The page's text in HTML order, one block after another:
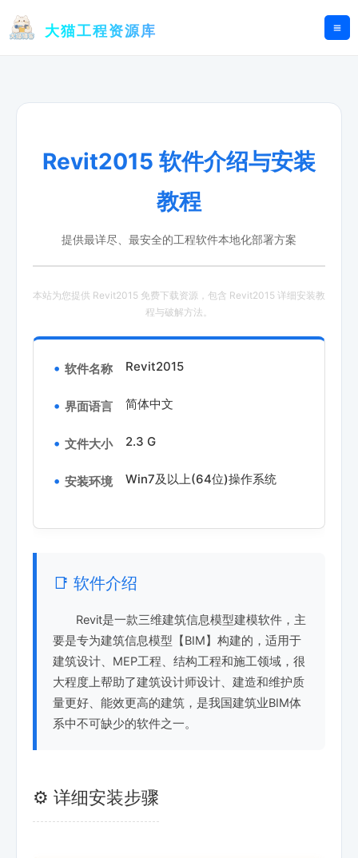
大猫工程资源库
Revit2015 软件介绍与安装
教程
提供最详尽、最安全的工程软件本地化部署方案
本站为您提供 Revit2015 免费下载资源，包含 Revit2015 详细安装教
程与破解方法。
软件名称 Revit2015
界面语言 简体中文
文件大小 2.3 G
安装环境 Win7及以上(64位)操作系统
📑 软件介绍
Revit是一款三维建筑信息模型建模软件，主
要是专为建筑信息模型【BIM】构建的，适用于
建筑设计、MEP工程、结构工程和施工领域，很
大程度上帮助了建筑设计师设计、建造和维护质
量更好、能效更高的建筑，是我国建筑业BIM体
系中不可缺少的软件之一。
⚙️ 详细安装步骤